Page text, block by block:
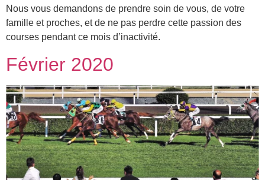
Nous vous demandons de prendre soin de vous, de votre
famille et proches, et de ne pas perdre cette passion des
courses pendant ce mois d’inactivité.
Février 2020